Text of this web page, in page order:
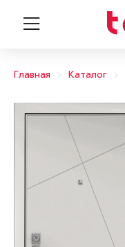
Главная Каталог